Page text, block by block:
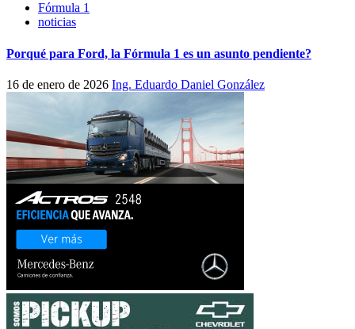
Fórmula 1
noticias
Porqué para Ford, la Fórmula 1 es un asunto pendiente?
16 de enero de 2026 Ing. Eduardo Daniel González